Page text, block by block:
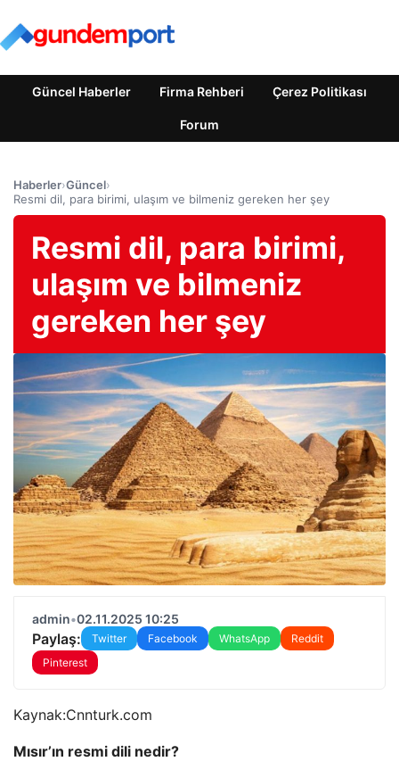
Güncel Haberler Firma Rehberi Çerez Politikası
Forum
Haberler›Güncel›
Resmi dil, para birimi, ulaşım ve bilmeniz gereken her şey
Resmi dil, para birimi,
ulaşım ve bilmeniz
gereken her şey
admin•02.11.2025 10:25
Paylaş: Twitter Facebook WhatsApp
Reddit
Pinterest
Kaynak:Cnnturk.com
Mısır’ın resmi dili nedir?